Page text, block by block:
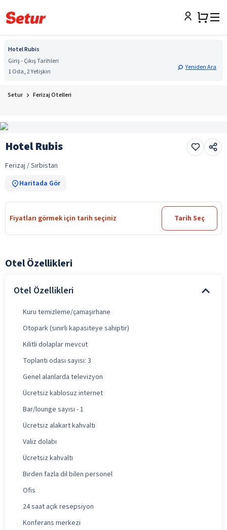
Hotel Rubis
Giriş - Çıkış Tarihleri
1 Oda, 2 Yetişkin
Yeniden Ara
Setur Ferizaj Otelleri
Hotel Rubis
Ferizaj / Sırbistan
Haritada Gör
Fiyatları görmek için tarih seçiniz Tarih Seç
Otel Özellikleri
Otel Özellikleri
Kuru temizleme/çamaşırhane
Otopark (sınırlı kapasiteye sahiptir)
Kilitli dolaplar mevcut
Toplantı odası sayısı: 3
Genel alanlarda televizyon
Ücretsiz kablosuz internet
Bar/lounge sayısı - 1
Ücretsiz alakart kahvaltı
Valiz dolabı
Ücretsiz kahvaltı
Birden fazla dil bilen personel
Ofis
24 saat açık resepsiyon
Konferans merkezi